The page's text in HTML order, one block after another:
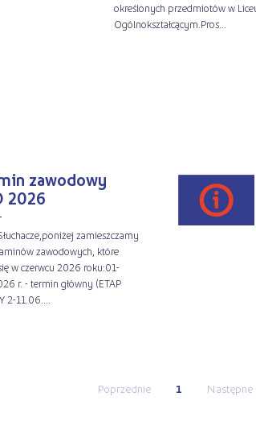
określonych przedmiotów w
Ogólnokształcącym.Pros...
zawodowy
2026
zamieszczamy
zawodowych, które
w czerwcu 2026 roku:01-
r. - termin główny (ETAP
2-11.06....
Poprzednie 1 Następne